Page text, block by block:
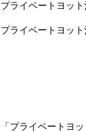
ライベートヨッ
ライベートヨッ